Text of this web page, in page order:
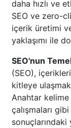
daha hızlı ve
SEO ve zero-
içerik üretimi
yaklaşımı ile
SEO'nun
(SEO),
kitleye
Anahtar
çalışmaları